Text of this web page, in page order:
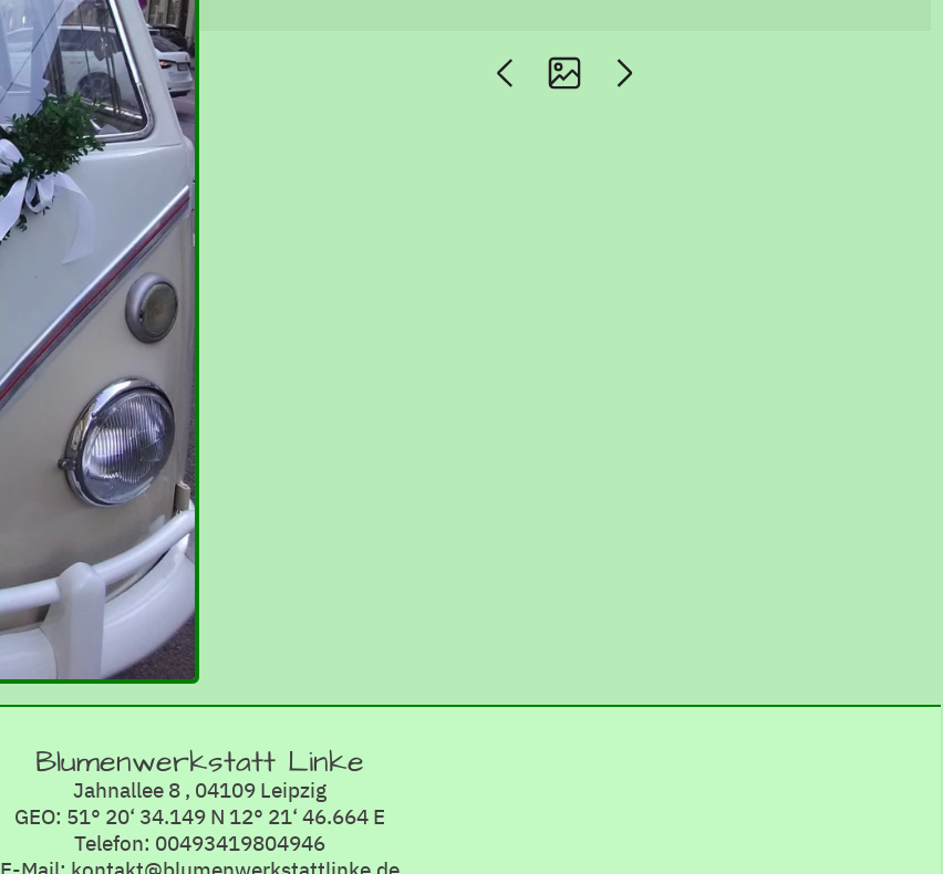
Blumenwerkstatt Linke
Jahnallee 8 , 04109 Leipzig
GEO: 51° 20‘ 34.149 N 12° 21‘ 46.664 E
Telefon: 00493419804946